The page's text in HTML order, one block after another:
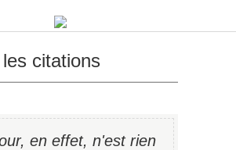
citations
en effet, n'est rien